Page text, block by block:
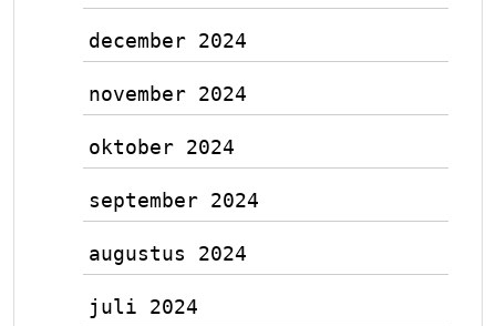
december 2024
november 2024
oktober 2024
september 2024
augustus 2024
juli 2024